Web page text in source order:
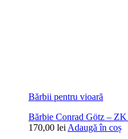
Bărbii pentru vioară
Bărbie Conrad Götz –
170,00 lei Adaugă în coș